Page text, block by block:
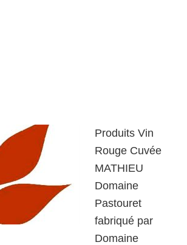
Produits Vin
Rouge Cuvée
MATHIEU
Domaine
Pastouret
fabriqué par
Domaine